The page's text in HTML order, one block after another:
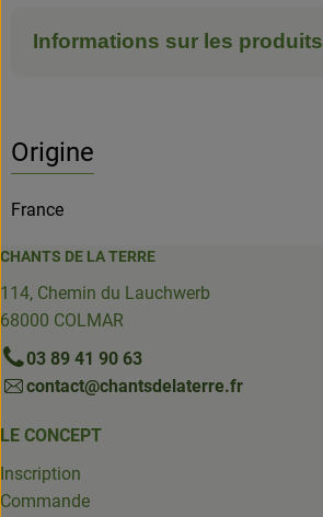
Informations sur les produits
Origine
France
CHANTS DE LA TERRE
114, Chemin du Lauchwerb
68000 COLMAR
03 89 41 90 63
contact@chantsdelaterre.fr
LE CONCEPT
Inscription
Commande